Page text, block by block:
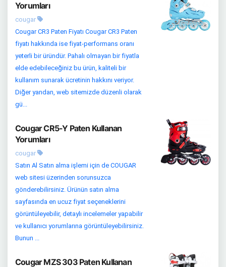
Yorumları
cougar
Cougar CR3 Paten Fiyatı Cougar CR3 Paten
fiyatı hakkında ise fiyat-performans oranı
yeterli bir üründür. Pahalı olmayan bir fiyatla
elde edebileceğiniz bu ürün, kaliteli bir
kullanım sunarak ücretinin hakkını veriyor.
Diğer yandan, web sitemizde düzenli olarak
gü...
Cougar CR5-Y Paten Kullanan
Yorumları
cougar
Satın Al Satın alma işlemi için de COUGAR
web sitesi üzerinden sorunsuzca
gönderebilirsiniz. Ürünün satın alma
sayfasında en ucuz fiyat seçeneklerini
görüntüleyebilir, detaylı incelemeler yapabilir
ve kullanıcı yorumlarına görüntüleyebilirsiniz.
Bunun ...
Cougar MZS 303 Paten Kullanan